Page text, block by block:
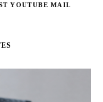
YOUTUBE MAIL